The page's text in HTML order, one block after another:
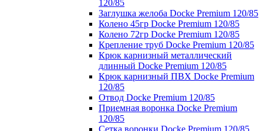
120/85
Заглушка желоба Docke Premium 120/85
Колено 45гр Docke Premium 120/85
Колено 72гр Docke Premium 120/85
Крепление труб Docke Premium 120/85
Крюк карнизный металлический
длинный Docke Premium 120/85
Крюк карнизный ПВХ Docke Premium
120/85
Отвод Docke Premium 120/85
Приемная воронка Docke Premium
120/85
Сетка воронки Docke Premium 120/85